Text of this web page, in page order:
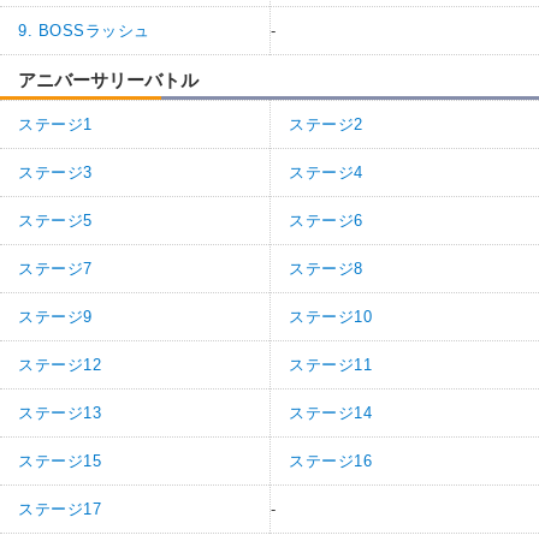
9. BOSSラッシュ -
アニバーサリーバトル
ステージ1 ステージ2
ステージ3 ステージ4
ステージ5 ステージ6
ステージ7 ステージ8
ステージ9 ステージ10
ステージ12 ステージ11
ステージ13 ステージ14
ステージ15 ステージ16
ステージ17 -